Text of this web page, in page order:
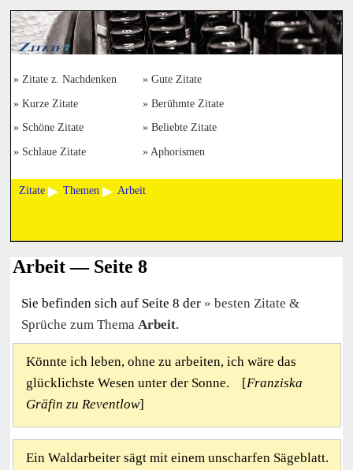
Zitate z. Nachdenken Gute Zitate
Kurze Zitate Berühmte Zitate
Schöne Zitate Beliebte Zitate
Schlaue Zitate Aphorismen
Zitate Themen Arbeit
Arbeit — Seite 8
Sie befinden sich auf Seite 8 der
besten Zitate &
Sprüche zum Thema Arbeit.
Könnte ich leben, ohne zu arbeiten, ich wäre das
glücklichste Wesen unter der Sonne. [Franziska
Gräfin zu Reventlow]
Ein Waldarbeiter sägt mit einem unscharfen Sägeblatt.